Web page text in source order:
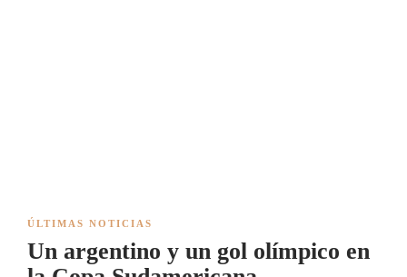
ÚLTIMAS NOTICIAS
Un argentino y un gol olímpico en